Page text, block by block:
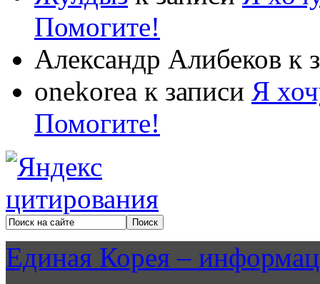
Помогите!
Александр Алибеков к
onekorea к записи Я
Помогите!
Единая Корея –